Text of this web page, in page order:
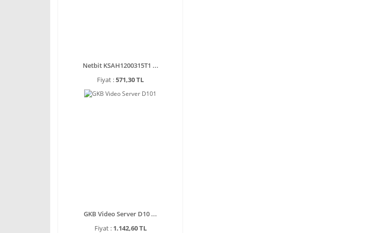
Netbit KSAH1200315T1 ...
Fiyat :571,30 TL
GKB Video Server D10 ...
Fiyat : 1.142,60 TL